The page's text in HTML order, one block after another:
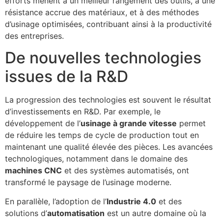
résistance accrue des matériaux, et à des méthodes
d’usinage optimisées, contribuant ainsi à la productivité
des entreprises.
De nouvelles technologies
issues de la R&D
La progression des technologies est souvent le résultat
d’investissements en R&D. Par exemple, le
développement de l’usinage à grande vitesse permet
de réduire les temps de cycle de production tout en
maintenant une qualité élevée des pièces. Les avancées
technologiques, notamment dans le domaine des
machines CNC et des systèmes automatisés, ont
transformé le paysage de l’usinage moderne.
En parallèle, l’adoption de l’Industrie 4.0 et des
solutions d’automatisation est un autre domaine où la